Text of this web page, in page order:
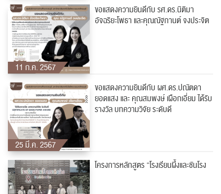
ค้นหา
สำหรับ:
11 ก.ค. 2567
ขอแสดงความยินดีกับ รศ.ดร.นิติมา
อัจฉริยะโพธา และคุณณัฐกานต์ จงประจิต
25 มี.ค. 2567
ขอแสดงความยินดีกับ ผศ.ดร.ปณัตดา
ยอดแสง และ คุณสมพงษ์ เผือกเอี่ยม ได้รับ
รางวัล บทความวิจัย ระดับดี
โครงการหลักสูตร “โรงเรียนผึ้งและชันโรง
RC Activity
ส่งข่าวประชาสัมพันธ์
ปฏิทิน
ส่งข่าวประชาสัมพันธ์